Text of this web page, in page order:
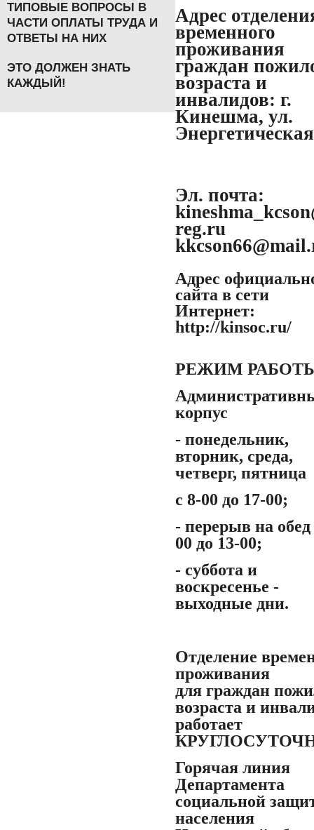
ТИПОВЫЕ ВОПРОСЫ В
ЧАСТИ ОПЛАТЫ ТРУДА И
ОТВЕТЫ НА НИХ
ЭТО ДОЛЖЕН ЗНАТЬ
КАЖДЫЙ!
Адрес
временного
проживания
граждан
возраста и
инвалидов: г.
Кинешма, ул.
Эл. почта:
reg.ru
Адрес
сайта в сети
Интернет:
http://kinsoc.ru/
РЕЖИМ
корпус
- понедельник,
вторник, среда,
четверг, пятница
с 8-00 до 17-00;
- перерыв на обед
00 до 13-00;
- суббота и
воскресенье -
выходные дни.
Отделение
проживания
для граждан
возраста и
работает
Горячая линия
Департамента
социальной
населения